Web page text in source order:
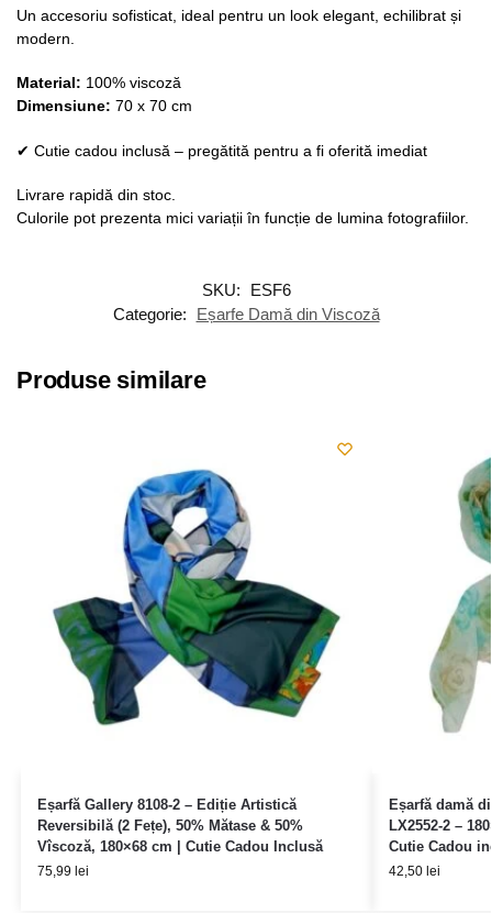
Un accesoriu sofisticat, ideal pentru un look elegant, echilibrat și
modern.
Material: 100% viscoză
Dimensiune: 70 x 70 cm
✔ Cutie cadou inclusă – pregătită pentru a fi oferită imediat
Livrare rapidă din stoc.
Culorile pot prezenta mici variații în funcție de lumina fotografiilor.
SKU:
ESF6
Categorie:
Eșarfe Damă din Viscoză
Produse similare
Eșarfă Gallery 8108-2 – Ediție Artistică
Reversibilă (2 Fețe), 50% Mătase & 50%
Vîscoză, 180×68 cm | Cutie Cadou Inclusă
75,99 lei
Eșarfă damă
LX2552-2 –
Cutie Cadou
42,50 lei